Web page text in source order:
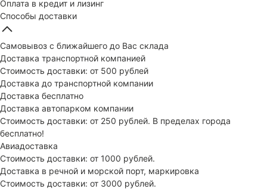
Оплата в кредит и лизинг
Способы доставки
Самовывоз с ближайшего до Вас склада
Доставка транспортной компанией
Стоимость доставки: от 500 рублей
Доставка до транспортной компании
Доставка бесплатно
Доставка автопарком компании
Стоимость доставки: от 250 рублей. В пределах города
бесплатно!
Авиадоставка
Стоимость доставки: от 1000 рублей.
Доставка в речной и морской порт, маркировка
Стоимость доставки: от 3000 рублей.